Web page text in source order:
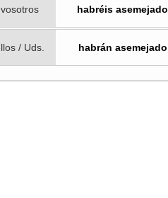
vosotros habréis asemejado
/ Uds. habrán asemejado